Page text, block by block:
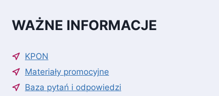
WAŻNE INFORMACJE
KPON
Materiały promocyjne
Baza pytań i odpowiedzi